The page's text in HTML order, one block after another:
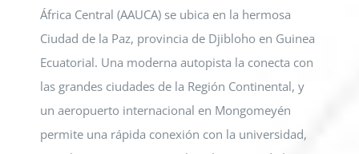
África Central (AAUCA) se ubica en la hermosa
Ciudad de la Paz, provincia de Djibloho en Guinea
Ecuatorial. Una moderna autopista la conecta con
las grandes ciudades de la Región Continental, y
un aeropuerto internacional en Mongomeyén
permite una rápida conexión con la universidad,